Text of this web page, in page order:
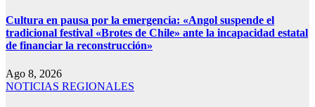
Cultura en pausa por la emergencia: «Angol suspende el
tradicional festival «Brotes de Chile» ante la incapacidad estatal
de financiar la reconstrucción»
Ago 8, 2026
NOTICIAS REGIONALES